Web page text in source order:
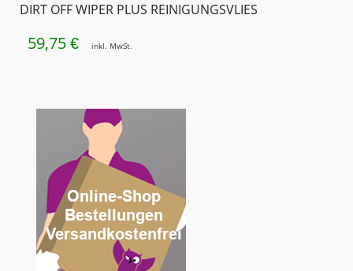
DIRT OFF WIPER PLUS REINIGUNGSVLIES
59,75 € inkl. MwSt.